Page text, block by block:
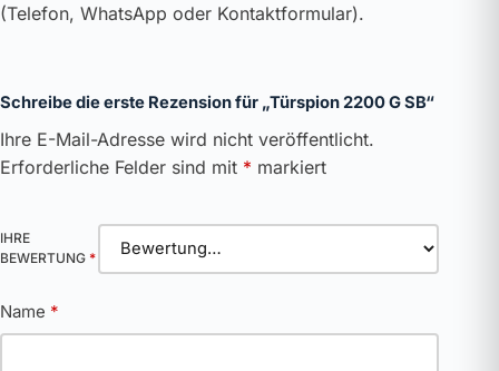
(Telefon, WhatsApp oder Kontaktformular).
Schreibe die erste Rezension für „Türspion 2200 G SB“
Ihre E-Mail-Adresse wird nicht veröffentlicht.
Erforderliche Felder sind mit * markiert
IHRE
BEWERTUNG *
Name *